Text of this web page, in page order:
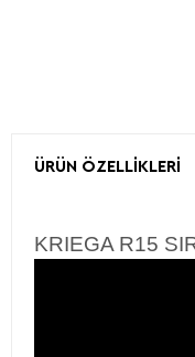
ÜRÜN ÖZELLIKLERI
KRIEGA R15